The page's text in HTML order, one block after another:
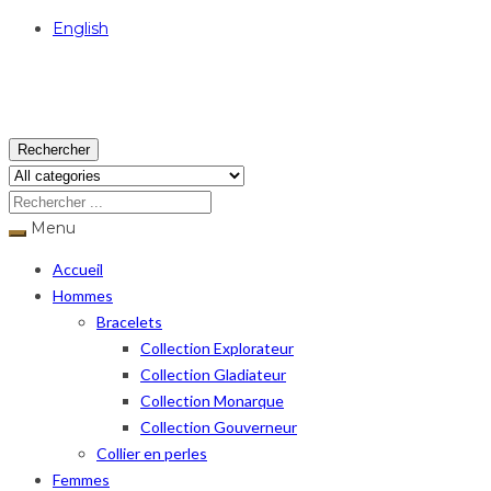
English
Rechercher
Menu
Accueil
Hommes
Bracelets
Collection Explorateur
Collection Gladiateur
Collection Monarque
Collection Gouverneur
Collier en perles
Femmes